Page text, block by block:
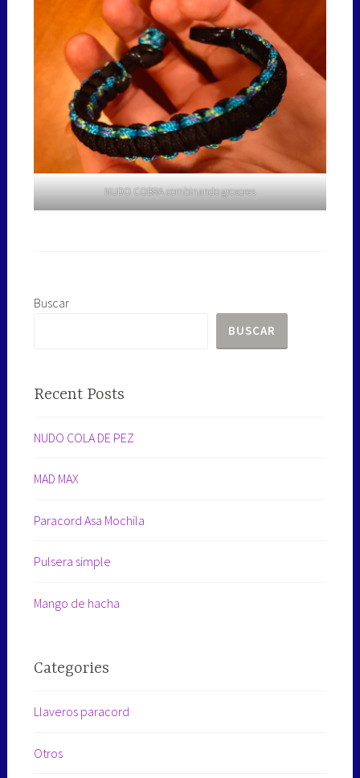
NUDO COBRA combinando grosores
Buscar
BUSCAR
Recent Posts
NUDO COLA DE PEZ
MAD MAX
Paracord Asa Mochila
Pulsera simple
Mango de hacha
Categories
Llaveros paracord
Otros